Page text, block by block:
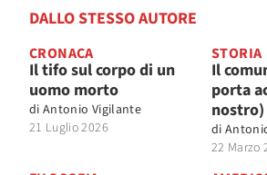
DALLO STESSO AUTORE
CRONACA
Il tifo sul corpo di un
uomo morto
di Antonio Vigilante
21 Luglio 2026
STORIA
Il
porta
nostro)
di
22 Marzo